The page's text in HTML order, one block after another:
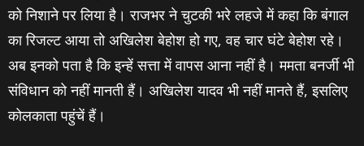
को निशाने पर लिया है। राजभर ने चुटकी भरे लहजे में कहा कि बंगाल
का रिजल्ट आया तो अखिलेश बेहोश हो गए, वह चार घंटे बेहोश रहे।
अब इनको पता है कि इन्हें सत्ता में वापस आना नहीं है। ममता बनर्जी भी
संविधान को नहीं मानती हैं। अखिलेश यादव भी नहीं मानते हैं, इसलिए
कोलकाता पहुंचें हैं।